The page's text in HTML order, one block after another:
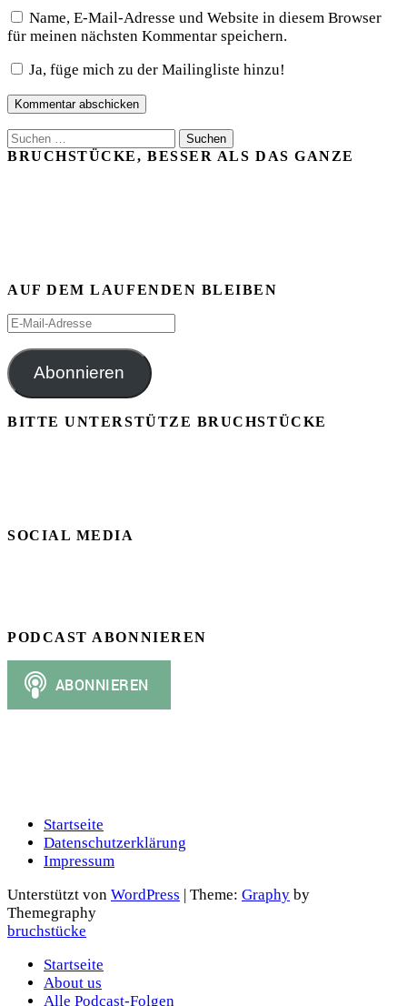
Name, E-Mail-Adresse und Website in diesem Browser
für meinen nächsten Kommentar speichern.
Ja, füge mich zu der Mailingliste hinzu!
Suchen
nach:
BRUCHSTÜCKE, BESSER ALS DAS GANZE
AUF DEM LAUFENDEN BLEIBEN
E-
Adresse
Abonnieren
BITTE UNTERSTÜTZE BRUCHSTÜCKE
SOCIAL MEDIA
PODCAST ABONNIEREN
Startseite
Datenschutzerklärung
Impressum
Unterstützt von WordPress Theme: Graphy by
Themegraphy
bruchstücke
Startseite
About us
Alle Podcast-Folgen